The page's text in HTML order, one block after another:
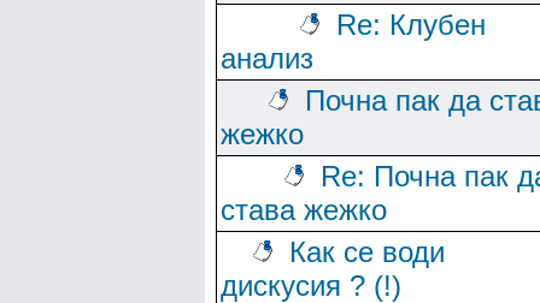
Re: Клубен
анализ
Почна пак да
жежко
Re: Почна пак
става жежко
Как се води
дискусия ? (!)